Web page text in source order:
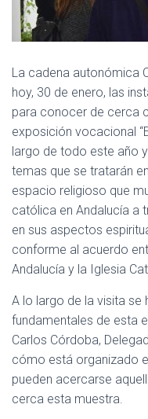
La cadena autonómica
hoy, 30 de enero, las
para conocer de cerca
exposición vocacional
largo de todo este año
temas que se tratarán
espacio religioso que
católica en Andalucía a
en sus aspectos
conforme al acuerdo
Andalucía y la Iglesia
A lo largo de la visita se
fundamentales de esta
Carlos Córdoba,
cómo está organizado
pueden acercarse
cerca esta muestra.